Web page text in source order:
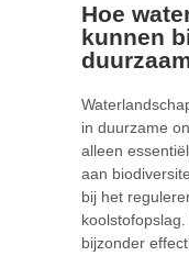
Hoe
kunnen
in duurzame
alleen
aan
bij het
bijzonder